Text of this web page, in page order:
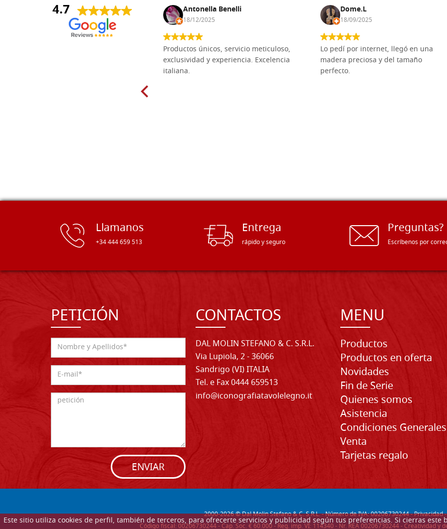
Este sitio utiliza cookies de perfil, también de terceros, para ofrecerte servicios y publicidad según tus preferencias. Si cierras
4.7
Anna Maria Negri Antonella Benelli
18/12/2025
Productos únicos, servicio meticuloso,
exclusividad y experiencia. Excelencia
italiana.
Dome.L
18/09/2025
Lo pedí por internet, llegó en una
madera preciosa y del tamaño
perfecto.
Llamanos
+34 444 659 513
Entrega
rápido y seguro
Preguntas?
Escríbenos por
PETICIÓN
ENVIAR
CONTACTOS
DAL MOLIN STEFANO & C. S.R.L.
Via Lupiola, 2 - 36066
Sandrigo (VI) ITALIA
Tel. e Fax 0444 659513
info@iconografiatavolelegno.it
MENU
Productos
Productos en oferta
Novidades
Fin de Serie
Quienes somos
Asistencia
Condiciones
Venta
Tarjetas regalo
2000-2026© Dal Molin Stefano & C. S.R.L. - Número de IVA: 00206730244 -Privacidad
Código fiscal: 00206730244 - Cap. Soc. € 60.000 - Reg. imp. VI: 114340 - Nr. REA 00206730244 - Creatividad y